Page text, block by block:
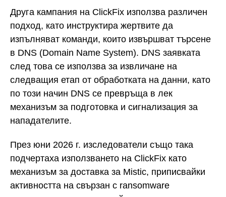
Друга кампания на ClickFix използва различен
подход, като инструктира жертвите да
изпълняват команди, които извършват търсене
в DNS (Domain Name System). DNS заявката
след това се използва за извличане на
следващия етап от обработката на данни, като
по този начин DNS се превръща в лек
механизъм за подготовка и сигнализация за
нападателите.
През юни 2026 г. изследователи също така
подчертаха използването на ClickFix като
механизъм за доставка за Mistic, приписвайки
активността на свързан с ransomware